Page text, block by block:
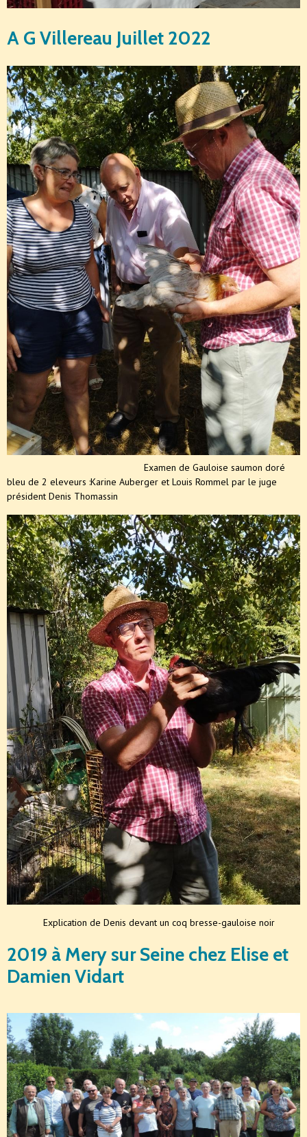
A G Villereau Juillet 2022
Examen de Gauloise saumon doré
bleu de 2 eleveurs :Karine Auberger et Louis Rommel par le juge
président Denis Thomassin
Explication de Denis devant un coq bresse-gauloise noir
2019 à Mery sur Seine chez Elise et
Damien Vidart